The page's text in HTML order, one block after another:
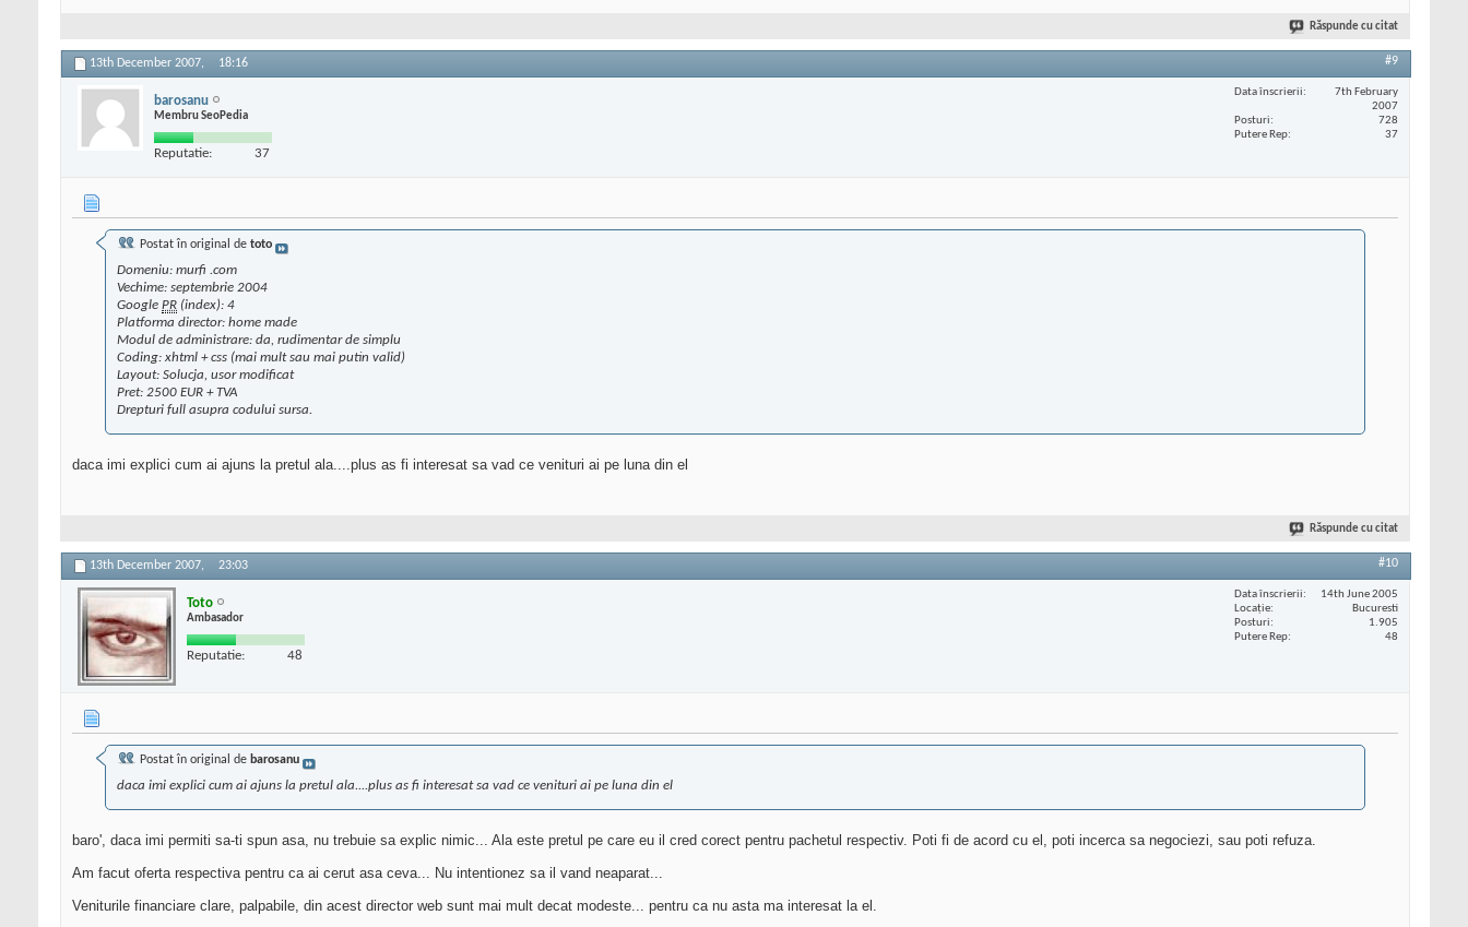
Răspunde cu citat
13th December 2007, 18:16 #9
barosanu
Membru SeoPedia
Reputatie: 37
Data înscrierii
7th February
2007
Posturi
728
Putere Rep
37
Postat în original de toto
Domeniu: murfi .com
Vechime: septembrie 2004
Google PR (index): 4
Platforma director: home made
Modul de administrare: da, rudimentar de simplu
Coding: xhtml + css (mai mult sau mai putin valid)
Layout: Solucja, usor modificat
Pret: 2500 EUR + TVA
Drepturi full asupra codului sursa.
daca imi explici cum ai ajuns la pretul ala....plus as fi interesat sa vad ce venituri ai pe luna din el
Răspunde cu citat
13th December 2007, 23:03 #10
Toto
Ambasador
Reputatie: 48
Data înscrierii
14th June 2005
Locaţie
Bucuresti
Posturi
1.905
Putere Rep
48
Postat în original de barosanu
daca imi explici cum ai ajuns la pretul ala....plus as fi interesat sa vad ce venituri ai pe luna din el
baro', daca imi permiti sa-ti spun asa, nu trebuie sa explic nimic... Ala este pretul pe care eu il cred corect pentru pachetul respectiv. Poti fi de acord cu el, poti incerca sa negociezi, sau poti refuza.
Am facut oferta respectiva pentru ca ai cerut asa ceva... Nu intentionez sa il vand neaparat...
Veniturile financiare clare, palpabile, din acest director web sunt mai mult decat modeste... pentru ca nu asta ma interesat la el.